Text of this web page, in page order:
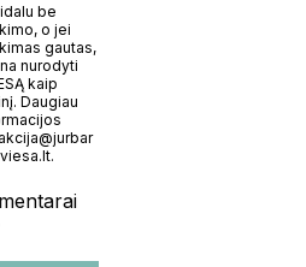
be
o jei
gautas,
nurodyti
kaip
Daugiau